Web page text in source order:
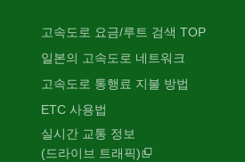
고속도로 요금/루트 검색 TOP
일본의 고속도로 네트워크
고속도로 통행료 지불 방법
ETC 사용법
실시간 교통 정보
(드라이브 트래픽)